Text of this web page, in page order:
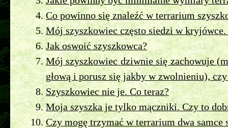
Co powinno się znaleźć w terrarium
Mój szyszkowiec często siedzi w kryjówce.
Jak oswoić szyszkowca?
Mój szyszkowiec dziwnie się zachowuje
głową i porusz się jakby w zwolnieniu),
Szyszkowiec nie je. Co teraz?
Moja szyszka je tylko mączniki. Czy to
Czy mogę trzymać w terrarium dwa samce